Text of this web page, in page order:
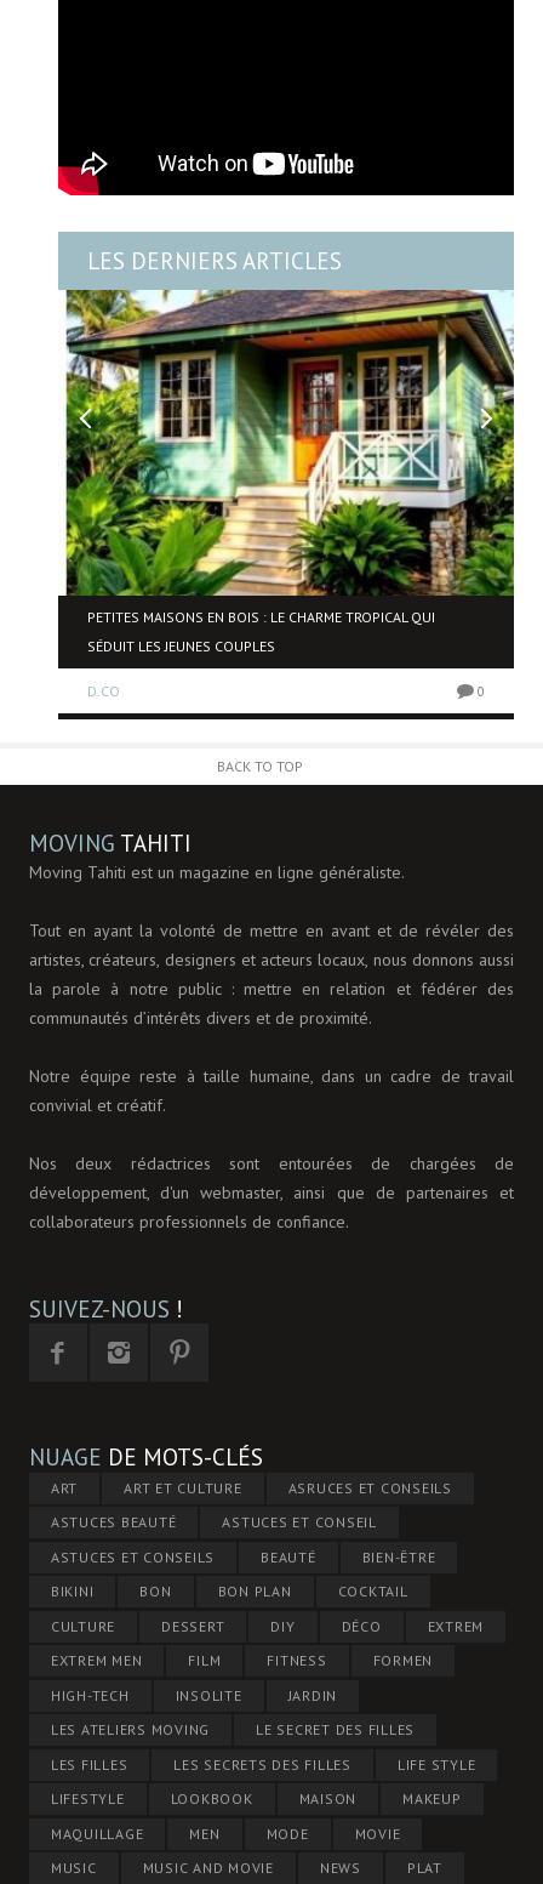
LES DERNIERS ARTICLES
PETITES MAISONS EN BOIS : LE CHARME TROPICAL QUI
SÉDUIT LES JEUNES COUPLES
D.CO 0
BACK TO TOP
MOVING TAHITI
Moving Tahiti est un magazine en ligne généraliste.
Tout en ayant la volonté de mettre en avant et de révéler des
artistes, créateurs, designers et acteurs locaux, nous donnons aussi
la parole à notre public : mettre en relation et fédérer des
communautés d’intérêts divers et de proximité.
Notre équipe reste à taille humaine, dans un cadre de travail
convivial et créatif.
Nos deux rédactrices sont entourées de chargées de
développement, d'un webmaster, ainsi que de partenaires et
collaborateurs professionnels de confiance.
SUIVEZ-NOUS !
NUAGE DE MOTS-CLÉS
ART ART ET CULTURE
ASRUCES ET CONSEILS
ASTUCES BEAUTÉ
ASTUCES ET CONSEIL
ASTUCES ET CONSEILS
BEAUTÉ
BIEN-ÊTRE
BIKINI
BON BON PLAN
COCKTAIL
CULTURE
DESSERT DIY DÉCO
EXTREM
EXTREM MEN
FILM FITNESS
FORMEN
HIGH-TECH
INSOLITE
JARDIN
LES ATELIERS MOVING
LE SECRET DES FILLES
LES FILLES
LES SECRETS DES FILLES
LIFE STYLE
LIFESTYLE
LOOKBOOK MAISON
MAKEUP
MAQUILLAGE
MEN MODE
MOVIE
MUSIC
MUSIC AND MOVIE NEWS PLAT